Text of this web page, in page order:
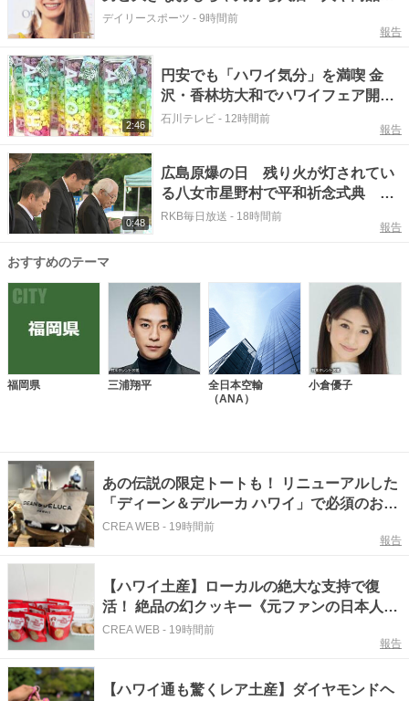
ぶつからないかと…」と苦笑い、息子は２本
デイリースポーツ - 9時間前
報告
2:46
円安でも「ハワイ気分」を満喫 金
沢・香林坊大和でハワイフェア開幕
28店舗が集結
石川テレビ - 12時間前
報告
0:48
広島原爆の日 残り火が灯されてい
る八女市星野村で平和祈念式典 5
月にはハワイ・真珠湾でも灯火
RKB毎日放送 - 18時間前
報告
おすすめのテーマ
福岡県 三浦翔平
全日本空輸
（ANA）
小倉優子
あの伝説の限定トートも！ リニューアルした
「ディーン＆デルーカ ハワイ」で必須のお土
産8選
CREA WEB - 19時間前
報告
【ハワイ土産】ローカルの絶大な支持で復
活！ 絶品の幻クッキー《元ファンの日本人女
性が受け継いだ名店》
CREA WEB - 19時間前
報告
【ハワイ通も驚くレア土産】ダイヤモンドヘ